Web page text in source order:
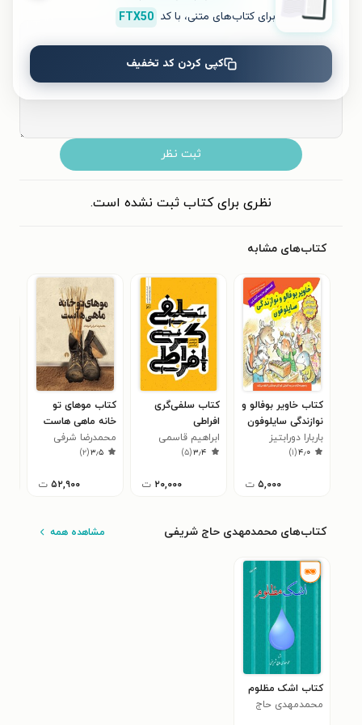
۱ ۲ ۳ ۴ ۵
ثبت نظر
نظری برای کتاب ثبت نشده است.
کتاب‌های مشابه
کتاب خاویر بوفالو و
نوازندگی سایلوفون
باربارا دورابتیز
۴٫۰(۱)
۵,۰۰۰ ت
کتاب سلفی‌گری
افراطی
ابراهیم قاسمی
۳٫۴(۵)
۲۰,۰۰۰ ت
کتاب موهای تو
خانه ماهی هاست
محمدرضا شرفی
خبوشان
۳٫۵(۲)
۵۲,۹۰۰ ت
کتاب‌های محمدمهدی حاج شریفی مشاهده همه
کتاب اشک مظلوم
محمدمهدی حاج
برای کتاب‌های متنی، با کد FTX50
کپی کردن کد تخفیف